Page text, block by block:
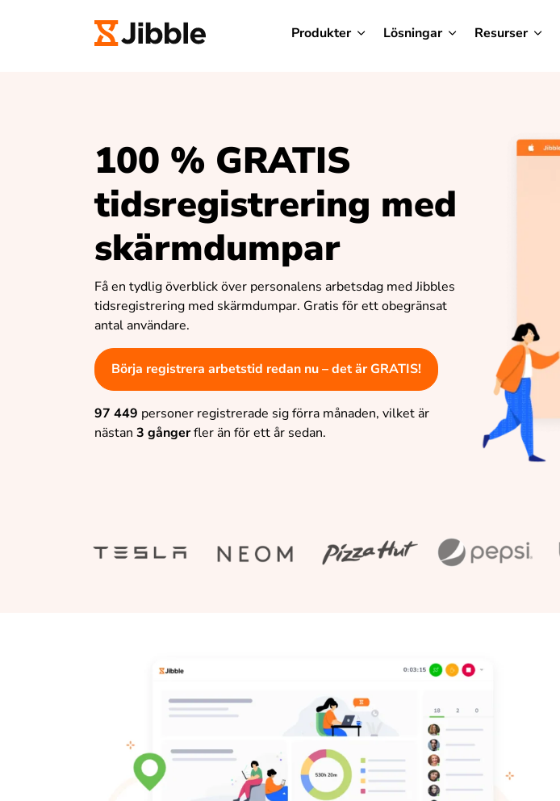
Produkter Lösningar Resurser
100 % GRATIS
tidsregistrering med
skärmdumpar
Få en tydlig överblick över personalens arbetsdag med Jibbles
tidsregistrering med skärmdumpar. Gratis för ett obegränsat
antal användare.
Börja registrera arbetstid redan nu – det är GRATIS!
97 449 personer registrerade sig förra månaden, vilket är
nästan 3 gångerfler än för ett år sedan.